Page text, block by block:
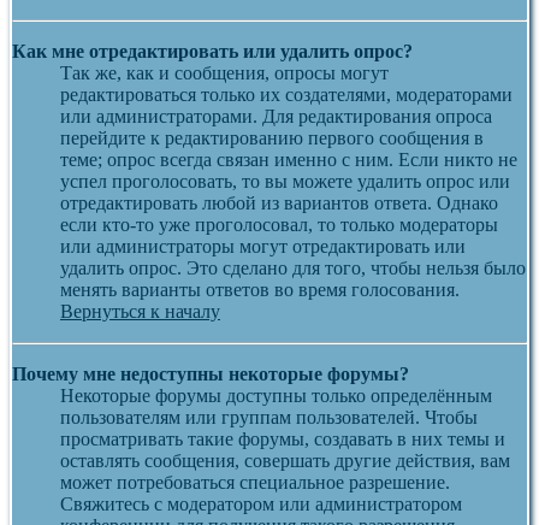
Как мне отредактировать или удалить опрос?
Так же, как и сообщения, опросы могут
редактироваться только их создателями, модераторами
или администраторами. Для редактирования опроса
перейдите к редактированию первого сообщения в
теме; опрос всегда связан именно с ним. Если никто не
успел проголосовать, то вы можете удалить опрос или
отредактировать любой из вариантов ответа. Однако
если кто-то уже проголосовал, то только модераторы
или администраторы могут отредактировать или
удалить опрос. Это сделано для того, чтобы нельзя было
менять варианты ответов во время голосования.
Вернуться к началу
Почему мне недоступны некоторые форумы?
Некоторые форумы доступны только определённым
пользователям или группам пользователей. Чтобы
просматривать такие форумы, создавать в них темы и
оставлять сообщения, совершать другие действия, вам
может потребоваться специальное разрешение.
Свяжитесь с модератором или администратором